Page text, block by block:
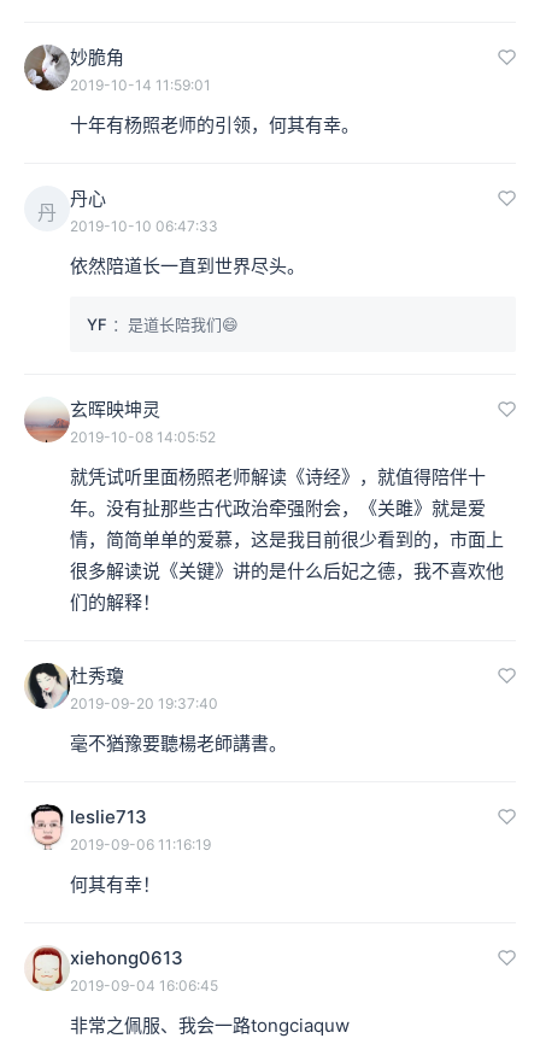
妙脆角
2019-10-14 11:59:01
十年有杨照老师的引领，何其有幸。
丹
丹心
2019-10-10 06:47:33
依然陪道长一直到世界尽头。
YF ：是道长陪我们😄
玄晖映坤灵
2019-10-08 14:05:52
就凭试听里面杨照老师解读《诗经》，就值得陪伴十
年。没有扯那些古代政治牵强附会，《关雎》就是爱
情，简简单单的爱慕，这是我目前很少看到的，市面上
很多解读说《关键》讲的是什么后妃之德，我不喜欢他
们的解释！
杜秀瓊
2019-09-20 19:37:40
毫不猶豫要聽楊老師講書。
leslie713
2019-09-06 11:16:19
何其有幸！
xiehong0613
2019-09-04 16:06:45
非常之佩服、我会一路tongciaquw